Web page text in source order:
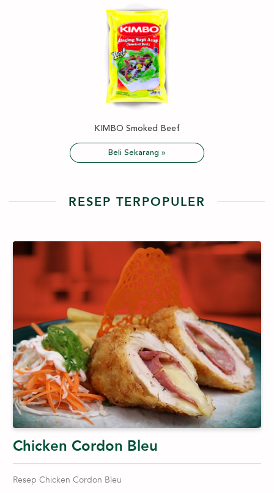
KIMBO Smoked Beef
Beli Sekarang »
RESEP TERPOPULER
Chicken Cordon Bleu
Resep Chicken Cordon Bleu